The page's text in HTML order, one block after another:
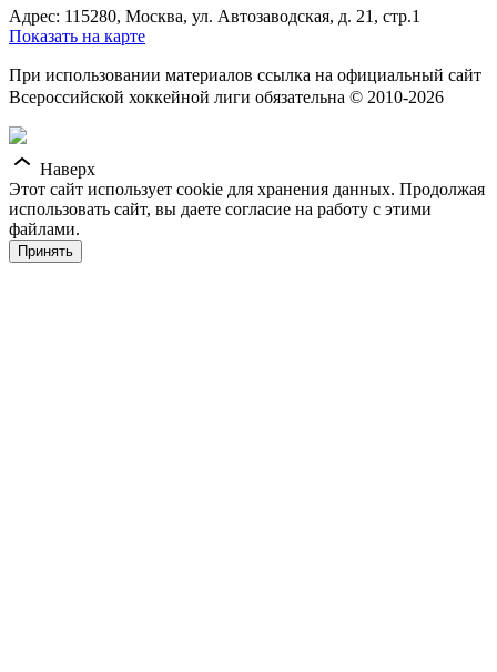
Адрес: 115280, Москва, ул. Автозаводская, д. 21, стр.1
Показать на карте
При использовании материалов ссылка на официальный сайт
Всероссийской хоккейной лиги обязательна © 2010-2026
Наверх
Этот сайт использует cookie для хранения данных. Продолжая
использовать сайт, вы даете согласие на работу с этими
файлами.
Принять